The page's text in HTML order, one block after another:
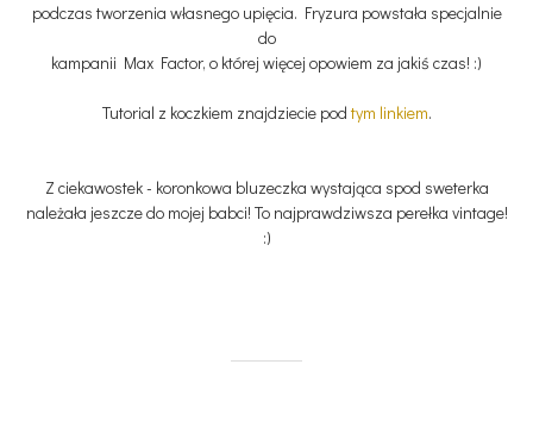
podczas tworzenia własnego upięcia. Fryzura powstała specjalnie
do
kampanii Max Factor, o której więcej opowiem za jakiś czas! :)
Tutorial z koczkiem znajdziecie pod tym linkiem.
Z ciekawostek - koronkowa bluzeczka wystająca spod sweterka
należała jeszcze do mojej babci! To najprawdziwsza perełka vintage!
:)